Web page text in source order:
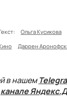
Ольга Кусикова
Даррен
в нашем
канале